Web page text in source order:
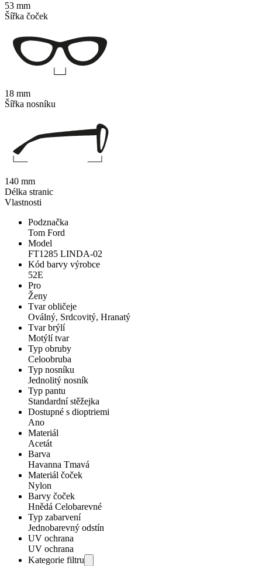
Vlastnosti
Podznačka
Tom Ford
Model
FT1285 LINDA-02
Kód barvy výrobce
52E
Pro
Ženy
Tvar obličeje
Oválný, Srdcovitý, Hranatý
Tvar brýlí
Motýlí tvar
Typ obruby
Celoobruba
Typ nosníku
Jednolitý nosník
Typ pantu
Standardní stěžejka
Dostupné s dioptriemi
Ano
Materiál
Acetát
Barva
Havanna Tmavá
Materiál čoček
Nylon
Barvy čoček
Hnědá Celobarevné
Typ zabarvení
Jednobarevný odstín
UV ochrana
UV ochrana
Kategorie filtru
53 mm
Šířka čoček
18 mm
Šířka nosníku
140 mm
Délka stranic